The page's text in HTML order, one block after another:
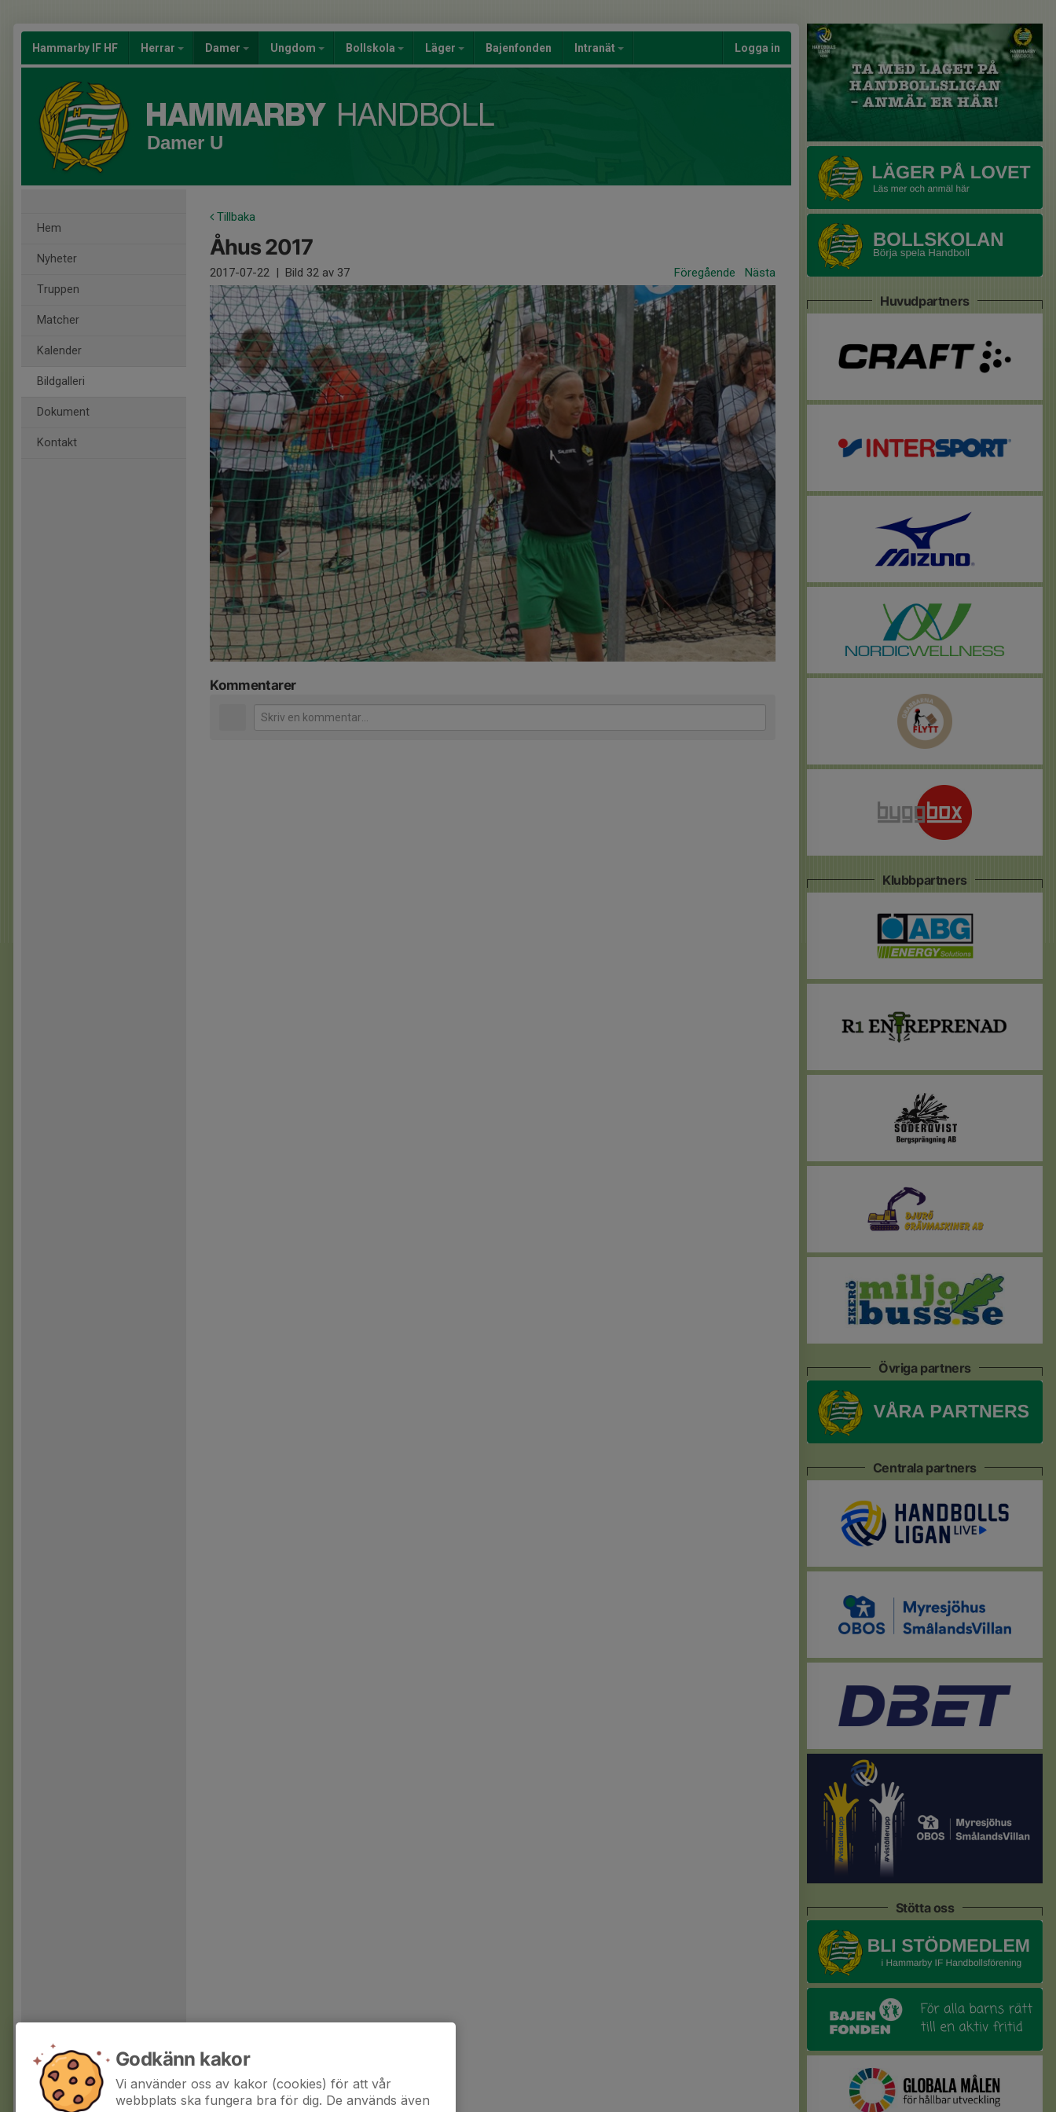
Hammarby IF HF Herrar Damer Ungdom Bollskola Läger Bajenfonden Intranät Logga in
Damer U
Hem
Nyheter
Truppen
Matcher
Kalender
Bildgalleri
Dokument
Kontakt
Tillbaka
Åhus 2017
2017-07-22 | Bild 32 av 37 Föregående Nästa
Kommentarer
Huvudpartners
Klubbpartners
Övriga partners
Centrala partners
Stötta oss
Godkänn kakor
Vi använder oss av kakor (cookies) för att vår
webbplats ska fungera bra för dig. De används även